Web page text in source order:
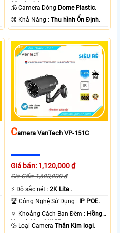
30m Led Array.
🕉️ Camera Dòng Dome Plastic.
️⌘ Khả Năng :Thu hình Ổn Định.
CAmera VanTech VP-151C
Giá bán: 1,120,000 ₫
Giá Gốc: 1,600,000 ₫
️⚡ Độ sắc nét :2K Lite .
🏆 Công Nghệ Sử Dụng :
IP POE.
🔅 Khoảng Cách Ban Đêm : Hồng
Ngoại 40m ONVIF.
💦 Loại CameraThân Kim loại.